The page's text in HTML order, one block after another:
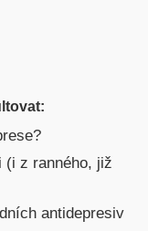
(i z ranného, již
antidepresiv